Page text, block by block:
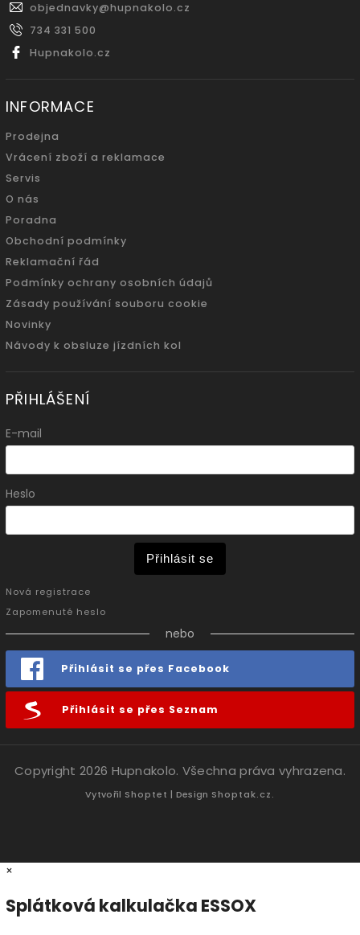
objednavky@hupnakolo.cz
734 331 500
Hupnakolo.cz
INFORMACE
Prodejna
Vrácení zboží a reklamace
Servis
O nás
Poradna
Obchodní podmínky
Reklamační řád
Podmínky ochrany osobních údajů
Zásady používání souboru cookie
Novinky
Návody k obsluze jízdních kol
PŘIHLÁŠENÍ
E-mail
Heslo
Přihlásit se
Nová registrace
Zapomenuté heslo
nebo
Přihlásit se přes Facebook
Přihlásit se přes Seznam
Copyright 2026 Hupnakolo. Všechna práva vyhrazena.
Vytvořil Shoptet | Design Shoptak.cz.
×
Splátková kalkulačka ESSOX